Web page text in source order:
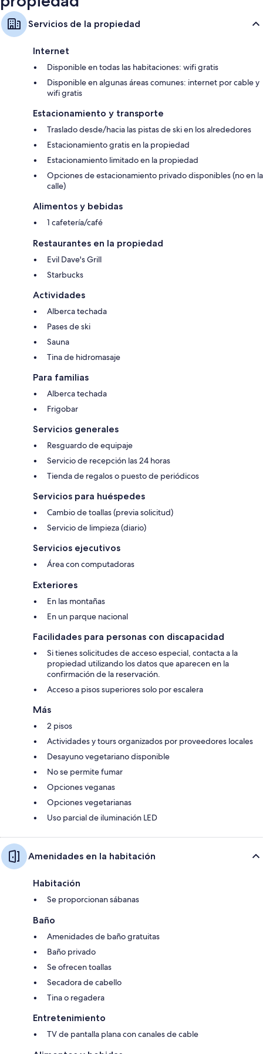
Servicios de la propiedad
Internet
Disponible en todas las habitaciones: wifi gratis
Disponible en algunas áreas comunes: internet por cable y
wifi gratis
Estacionamiento y transporte
Traslado desde/hacia las pistas de ski en los alrededores
Estacionamiento gratis en la propiedad
Estacionamiento limitado en la propiedad
Opciones de estacionamiento privado disponibles (no en la
calle)
Alimentos y bebidas
1 cafetería/café
Restaurantes en la propiedad
Evil Dave's Grill
Starbucks
Actividades
Alberca techada
Pases de ski
Sauna
Tina de hidromasaje
Para familias
Alberca techada
Frigobar
Servicios generales
Resguardo de equipaje
Servicio de recepción las 24 horas
Tienda de regalos o puesto de periódicos
Servicios para huéspedes
Cambio de toallas (previa solicitud)
Servicio de limpieza (diario)
Servicios ejecutivos
Área con computadoras
Exteriores
En las montañas
En un parque nacional
Facilidades para personas con discapacidad
Si tienes solicitudes de acceso especial, contacta a la
propiedad utilizando los datos que aparecen en la
confirmación de la reservación.
Acceso a pisos superiores solo por escalera
Más
2 pisos
Actividades y tours organizados por proveedores locales
Desayuno vegetariano disponible
No se permite fumar
Opciones veganas
Opciones vegetarianas
Uso parcial de iluminación LED
Amenidades en la habitación
Habitación
Se proporcionan sábanas
Baño
Amenidades de baño gratuitas
Baño privado
Se ofrecen toallas
Secadora de cabello
Tina o regadera
Entretenimiento
TV de pantalla plana con canales de cable